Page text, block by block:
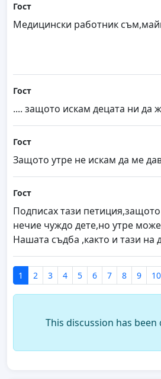
Гост
Mедицински работник
Гост
.... защото искам децата ни да
Гост
Защото утре не искам да ме
Гост
Подписах тази
нечие чуждо дете,но утре
Нашата съдба ,както и тази на
1 2 3 4 5 6 7 8 9 10
This discussion has been